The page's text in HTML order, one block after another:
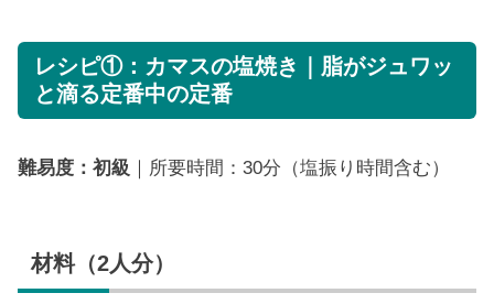
レシピ①：カマスの塩焼き｜脂がジュワッ
と滴る定番中の定番
難易度：初級 ｜所要時間：30分（塩振り時間含む）
材料（2人分）